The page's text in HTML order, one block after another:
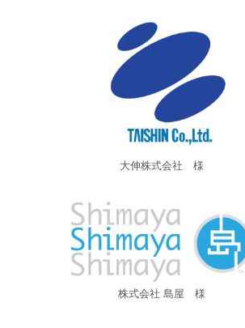
大伸株式会社 様
株式会社 島屋 様